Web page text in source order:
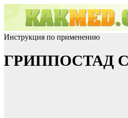
Инструкция по применению
ГРИППОСТАД С